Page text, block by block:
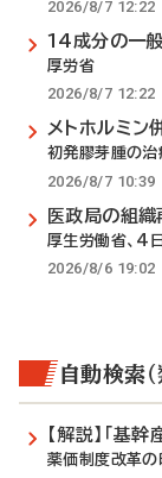
2026/8/7 12:22
14成分の一
厚労省
2026/8/7 12:22
メトホルミン
初発膠芽腫の治
2026/8/7 10:39
医政局の組織
厚生労働省、4
2026/8/6 19:02
自動検索
【解説】「基
薬価制度改革の